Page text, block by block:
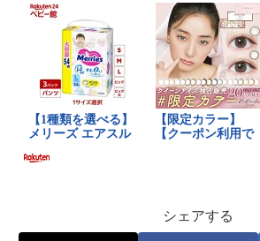
シェアする